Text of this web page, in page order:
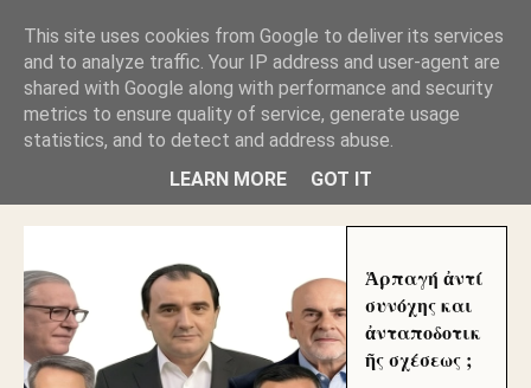
ΑΥΤΟΧΘΟΝΕΣ ΜΟΥ ΕΚΛΕΙΣΑΝ ΤΑ ΣΟΣΙΑΛ ΚΑΙ
ΦΙΜΩΣΑΝ ΤΟ SITE. ΟΙ ΧΙΛΙΑΔΕΣ ΜΙΚΡΟΕΠΕΝΔΥΤΕΣ
ΕΠΕΝΔΥΣΑΤΕ ΓΙΑ ΛΕΗΛΑΣΙΑ ΚΑΙ ΕΓΚΛΗΜΑ ?
ΓΛΥΦΑΔΑ WEB |ΟΙ ΜΕΓΑΛΟΙ ΚΛΕΠΤΑΙ ΑΠΟ ΤΟ
ΜΙΚΡΟΝ ΑΠΑΓΟΥΣΙ
Ἁρπαγή ἀντί
συνόχης και
ἀνταποδοτικ
ῆς σχέσεως ;
This site uses cookies from Google to deliver its services
and to analyze traffic. Your IP address and user-agent are
shared with Google along with performance and security
metrics to ensure quality of service, generate usage
statistics, and to detect and address abuse.
LEARN MORE
GOT IT